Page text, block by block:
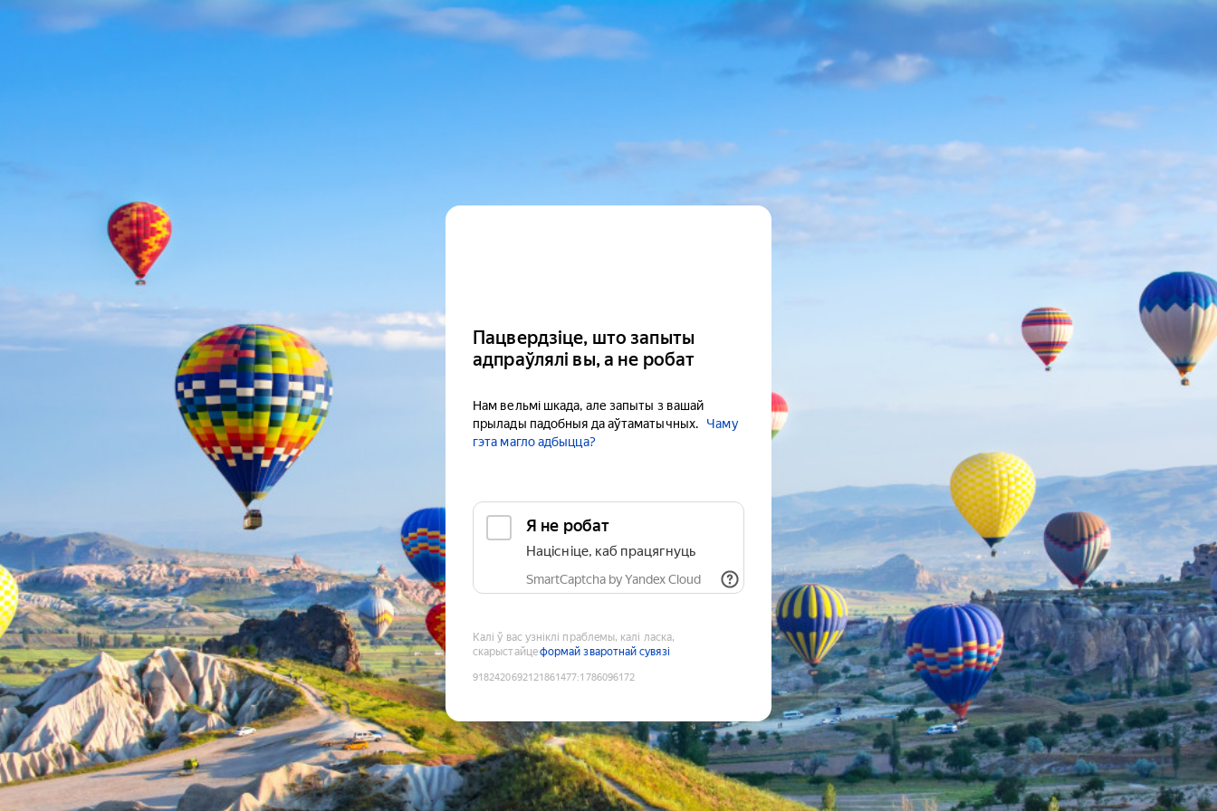
Пацвердзіце, што запыты
адпраўлялі вы, а не робат
Нам вельмі шкада, але запыты з вашай
прылады падобныя да аўтаматычных.
Чаму
гэта магло адбыцца?
Я не робат
Націсніце, каб працягнуць
SmartCaptcha by Yandex Cloud
Калі ў вас узніклі праблемы, калі ласка,
скарыстайцеформай зваротнай сувязі
9182420692121861477:1786096172